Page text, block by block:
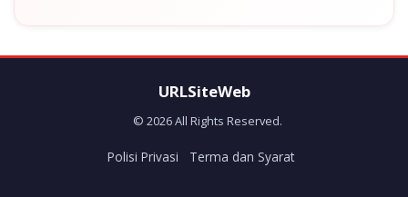
URLSiteWeb
© 2026 All Rights Reserved.
Polisi Privasi Terma dan Syarat